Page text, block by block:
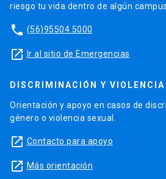
riesgo tu vida dentro de algún campus.
phone (56)95504 5000
launch Ir al sitio de Emergencias
DISCRIMINACIÓN Y VIOLENCIA
Orientación y apoyo en casos de
género o violencia sexual.
launch Contacto para apoyo
launch Más orientación